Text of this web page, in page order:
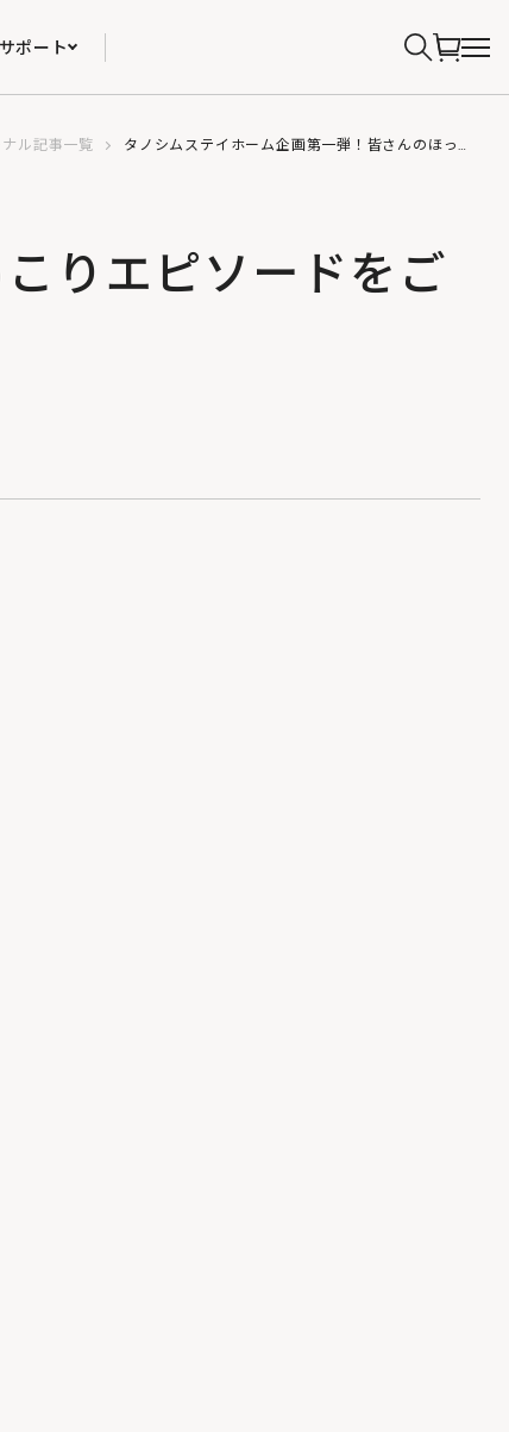
サポート
ナル記事一覧 タノシムステイホーム企画第一弾！皆さんのほっこりエピソードをご紹介
りエピソードをご